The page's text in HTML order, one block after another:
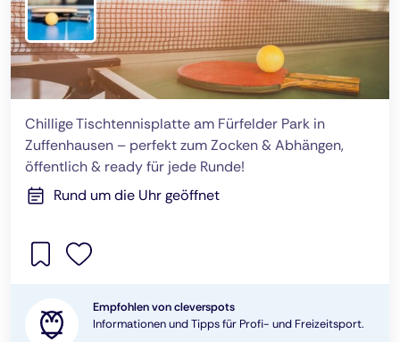
Chillige Tischtennisplatte am Fürfelder Park in
Zuffenhausen – perfekt zum Zocken & Abhängen,
öffentlich & ready für jede Runde!
Rund um die Uhr geöffnet
Empfohlen von cleverspots
Informationen und Tipps für Profi- und Freizeitsport.